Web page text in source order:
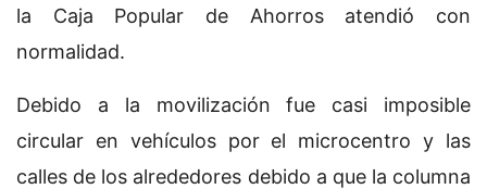
la Caja Popular de Ahorros atendió con
normalidad.
Debido a la movilización fue casi imposible
circular en vehículos por el microcentro y las
calles de los alrededores debido a que la columna